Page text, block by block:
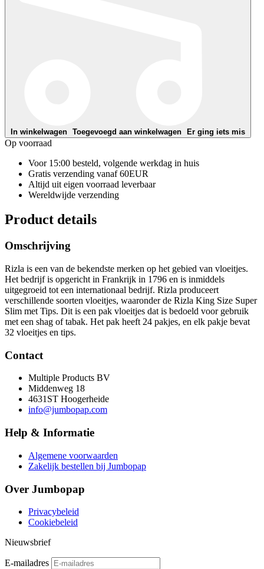
In winkelwagen Toegevoegd aan winkelwagen Er ging iets mis
Op voorraad
Voor 15:00 besteld, volgende werkdag in huis
Gratis verzending vanaf 60EUR
Altijd uit eigen voorraad leverbaar
Wereldwijde verzending
Product details
Omschrijving
Rizla is een van de bekendste merken op het gebied van vloeitjes.
Het bedrijfis opgericht in Frankrijk in 1796 en is inmiddels
uitgegroeid tot een internationaal bedrijf. Rizla produceert
verschillende soorten vloeitjes, waaronderde Rizla King Size Super
Slim met Tips. Dit is een pak vloeitjes dat is bedoeld voorgebruik
met een shag oftabak. Het pak heeft 24 pakjes, en elk pakje bevat
32 vloeitjes en tips.
Contact
Multiple Products BV
Middenweg 18
4631ST Hoogerheide
info@jumbopap.com
Help & Informatie
Algemene voorwaarden
Zakelijk bestellen bij Jumbopap
Over Jumbopap
Privacybeleid
Cookiebeleid
Nieuwsbrief
E-mailadres